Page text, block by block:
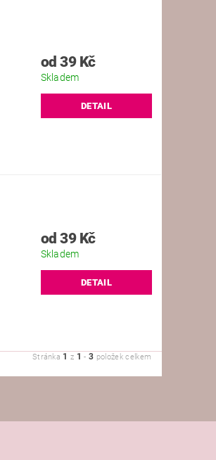
od 39 Kč
Skladem
DETAIL
od 39 Kč
Skladem
DETAIL
Stránka 1 z 1 -3 položek celkem